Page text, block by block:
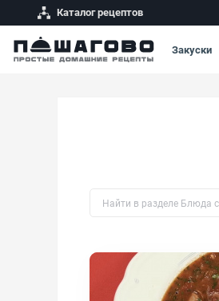
Каталог рецептов
Закуски